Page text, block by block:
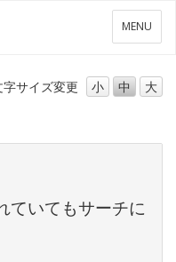
メ
ニ
ー
MENU
字サイズ変更 小 中 大
ていてもサーチに